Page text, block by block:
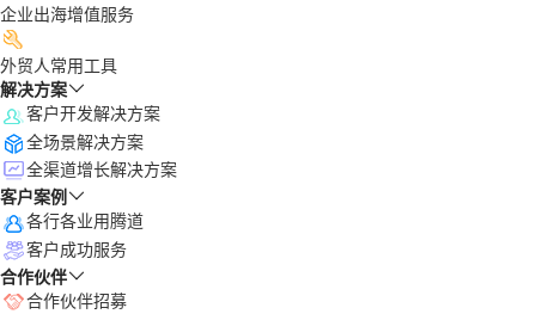
企业出海增值服务
外贸人常用工具
解决方案
客户开发解决方案
全场景解决方案
全渠道增长解决方案
客户案例
各行各业用腾道
客户成功服务
合作伙伴
合作伙伴招募